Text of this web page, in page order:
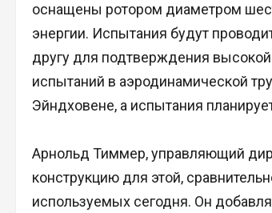
оснащены ротором диаметром
энергии. Испытания будут
другу для подтверждения
испытаний в аэродинамической
Эйндховене, а испытания
Арнольд Тиммер, управляющий
конструкцию для этой,
используемых сегодня. Он